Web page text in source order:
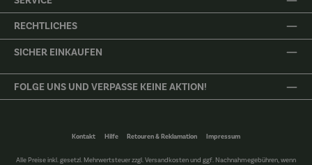
RECHTLICHES
SICHER EINKAUFEN
FOLGE UNS UND VERPASSE KEINE AKTION!
Kontakt Hilfe Retouren & Reklamation Impressum
Alle Preise inkl. gesetzl. Mehrwertsteuer zzgl.Versandkostenund ggf. Nachnahmegebühren, wenn